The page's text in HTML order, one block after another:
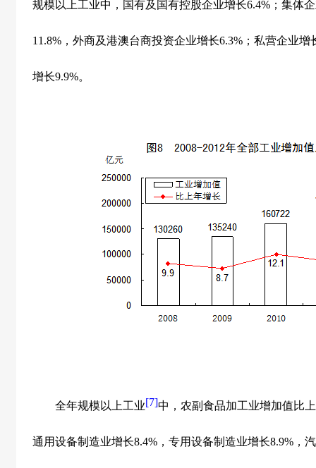
规模以上工业中，国有及国有控股企业增长6.4% ；集体
11.8% ，外商及港澳台商投资企业增长6.3% ；私营企业增
增长9.9%。
全年规模以上工业[7]中，农副食品加工业增加值比
通用设备制造业增长8.4% ，专用设备制造业增长8.9% ，